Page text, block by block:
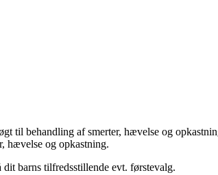
til behandling af smerter, hævelse og
hævelse og opkastning.
barns tilfredsstillende evt. førstevalg.